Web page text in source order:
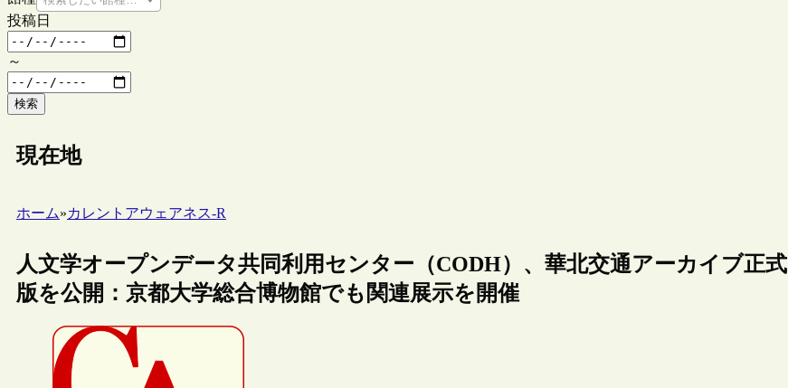
投稿日
～
検索
現在地
ホーム»カレントアウェアネス-R
人文学オープンデータ共同利用センター（CODH）、華北交通アーカイブ正式
版を公開：京都大学総合博物館でも関連展示を開催